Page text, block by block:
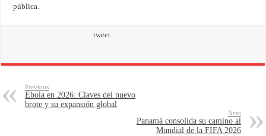
pública.
tweet
Previous
Ébola en 2026: Claves del nuevo
brote y su expansión global
Next
Panamá consolida su camino al
Mundial de la FIFA 2026